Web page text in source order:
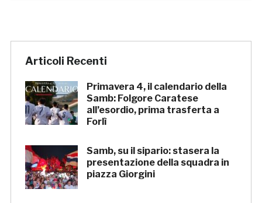
Articoli Recenti
Primavera 4, il calendario della
Samb: Folgore Caratese
all’esordio, prima trasferta a
Forlì
Samb, su il sipario: stasera la
presentazione della squadra in
piazza Giorgini